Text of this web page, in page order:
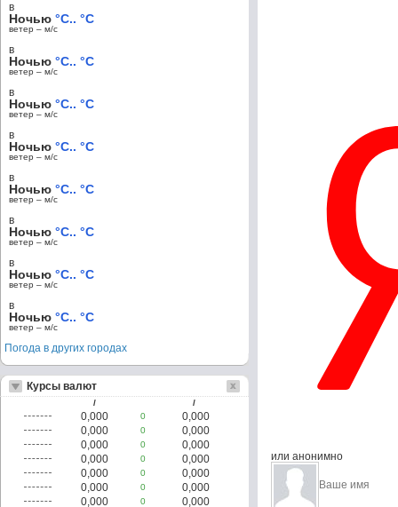
или анонимно
в
Ночью °C.. °C
ветер – м/c
в
Ночью °C.. °C
ветер – м/c
в
Ночью °C.. °C
ветер – м/c
в
Ночью °C.. °C
ветер – м/c
в
Ночью °C.. °C
ветер – м/c
в
Ночью °C.. °C
ветер – м/c
в
Ночью °C.. °C
ветер – м/c
в
Ночью °C.. °C
ветер – м/c
Погода в других городах
Курсы валют
/ /
0,000 0
0,000
0,000
0
0,000
0,000
0
0,000
0,000
0
0,000
0,000
0
0,000
0,000
0
0,000
0,000
0
0,000